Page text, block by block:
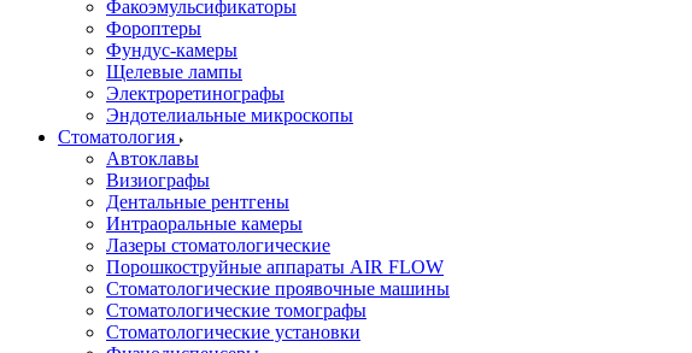
Факоэмульсификаторы
Фороптеры
Фундус-камеры
Щелевые лампы
Электроретинографы
Эндотелиальные микроскопы
Стоматология
Автоклавы
Визиографы
Дентальные рентгены
Интраоральные камеры
Лазеры стоматологические
Порошкоструйные аппараты AIR FLOW
Стоматологические проявочные машины
Стоматологические томографы
Стоматологические установки